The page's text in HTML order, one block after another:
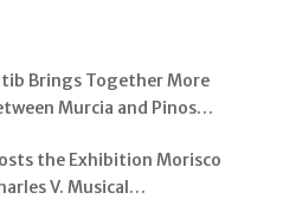
Brings Together More
Murcia and Pinos
the Exhibition Morisco
V. Musical